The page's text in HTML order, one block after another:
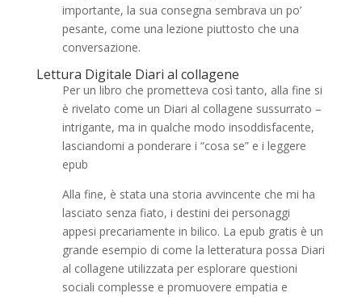
importante, la sua consegna sembrava un po’
pesante, come una lezione piuttosto che una
conversazione.
Lettura Digitale Diari al collagene
Per un libro che prometteva così tanto, alla fine si
è rivelato come un Diari al collagene sussurrato –
intrigante, ma in qualche modo insoddisfacente,
lasciandomi a ponderare i “cosa se” e i leggere
epub
Alla fine, è stata una storia avvincente che mi ha
lasciato senza fiato, i destini dei personaggi
appesi precariamente in bilico. La epub gratis è un
grande esempio di come la letteratura possa Diari
al collagene utilizzata per esplorare questioni
sociali complesse e promuovere empatia e